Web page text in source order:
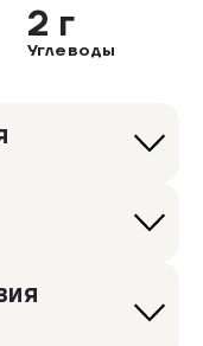
2 г
Углеводы